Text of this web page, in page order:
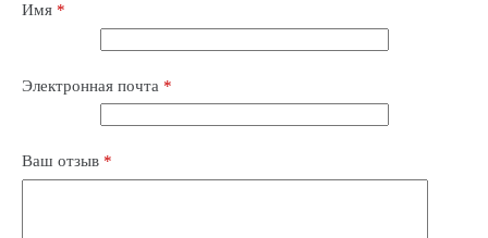
Имя *
Электронная почта *
Ваш отзыв *